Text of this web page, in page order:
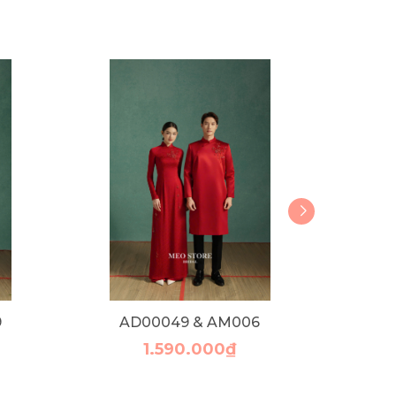
AD00049 & AM006
1.590.000₫